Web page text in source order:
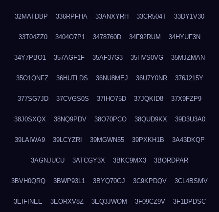
32MATDBP 336RPFHA 33ANXYRH 33CR504T 33DY1V30
33T04ZZ0 3404O7P1 3478760D 34F92RUM 34HYUF3N
34Y7PBO1 357AGF1F 35AF37G3 35HVS0VG 35MJZMAN
35O1QNFZ 36HUTLDS 36NU8MEJ 36U7Y0NR 376J215Y
377SG7JD 37CVGS0S 37IHO75D 37JQKID8 37X9FZP9
38J0SXQX 38NQ9PDV 38O70PCO 38QUD9KX 39D3U3A0
39LAIWA9 39LCYZRI 39MGWN55 39PXKH1B 3A43DKQP
3AGNJUCU 3ATCGY3X 3BKC9MX3 3BORDPAR
3BVH0QRQ 3BWP93L1 3BYQ70GJ 3C9KPDQV 3CL4BSMV
3EIFINEE 3EORXV8Z 3EQ3JWOM 3F09CZ9V 3F1DPDSC